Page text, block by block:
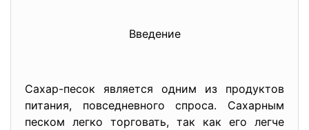
Введение
Сахар-песок является одним из продуктов
питания, повседневного спроса. Сахарным
песком легко торговать, так как его легче